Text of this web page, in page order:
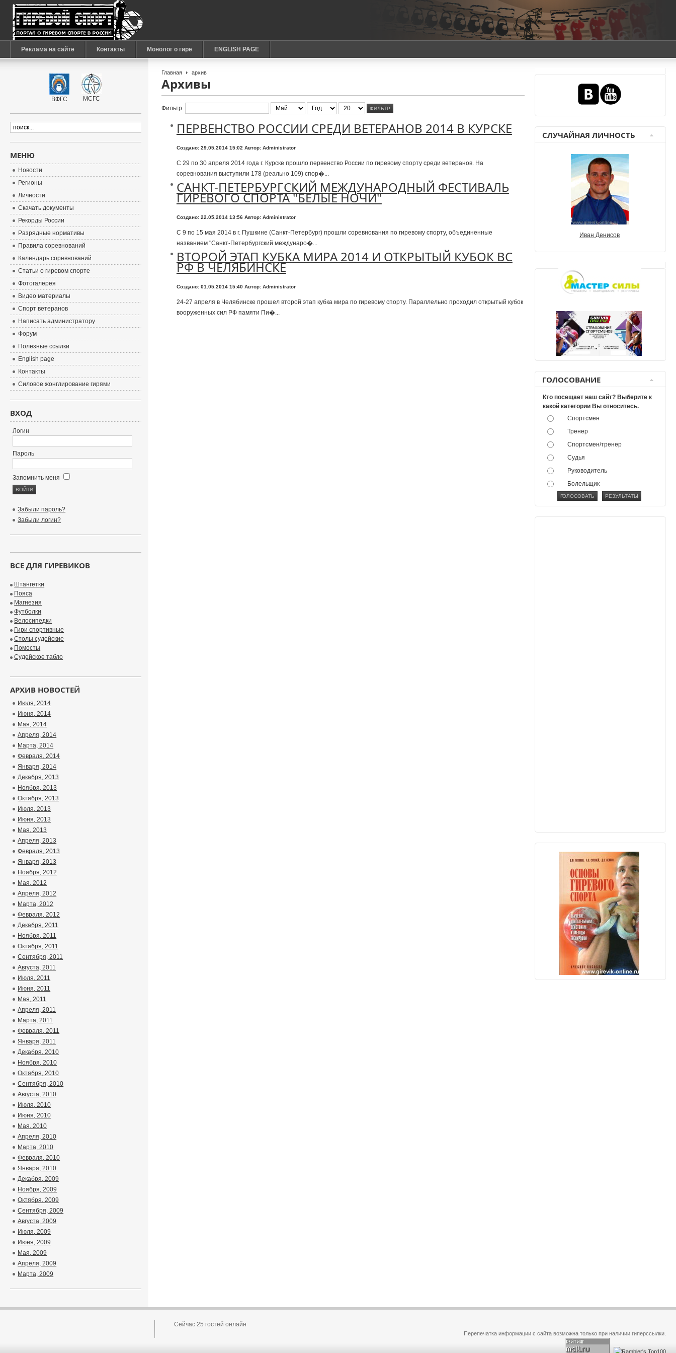
Реклама на сайте Контакты Монолог о гире ENGLISH PAGE
Главная архив
Архивы
Фильтр ФИЛЬТР
ПЕРВЕНСТВО РОССИИ СРЕДИ ВЕТЕРАНОВ 2014 В КУРСКЕ
Создано: 29.05.2014 15:02 Автор: Administrator
С 29 по 30 апреля 2014 года г. Курске прошло первенство России по гиревому спорту среди ветеранов. На
соревнования выступили 178 (реально 109) спор�...
САНКТ-ПЕТЕРБУРГСКИЙ МЕЖДУНАРОДНЫЙ ФЕСТИВАЛЬ
ГИРЕВОГО СПОРТА "БЕЛЫЕ НОЧИ"
Создано: 22.05.2014 13:56 Автор: Administrator
С 9 по 15 мая 2014 в г. Пушкине (Санкт-Петербург) прошли соревнования по гиревому спорту, объединенные
названием "Санкт-Петербургский междунаро�...
ВТОРОЙ ЭТАП КУБКА МИРА 2014 И ОТКРЫТЫЙ КУБОК ВС
РФ В ЧЕЛЯБИНСКЕ
Создано: 01.05.2014 15:40 Автор: Administrator
24-27 апреля в Челябинске прошел второй этап кубка мира по гиревому спорту. Параллельно проходил открытый кубок
вооруженных сил РФ памяти Пи�...
ВФГС МСГС
МЕНЮ
Новости
Регионы
Личности
Скачать документы
Рекорды России
Разрядные нормативы
Правила соревнований
Календарь соревнований
Статьи о гиревом спорте
Фотогалерея
Видео материалы
Спорт ветеранов
Написать администратору
Форум
Полезные ссылки
English page
Контакты
Силовое жонглирование гирями
ВХОД
Логин
Пароль
Запомнить меня
Забыли пароль?
Забыли логин?
ВСЕ ДЛЯ ГИРЕВИКОВ
Штангетки
Пояса
Магнезия
Футболки
Велосипедки
Гири спортивные
Столы судейские
Помосты
Судейское табло
АРХИВ НОВОСТЕЙ
Июля, 2014
Июня, 2014
Мая, 2014
Апреля, 2014
Марта, 2014
Февраля, 2014
Января, 2014
Декабря, 2013
Ноября, 2013
Октября, 2013
Июля, 2013
Июня, 2013
Мая, 2013
Апреля, 2013
Февраля, 2013
Января, 2013
Ноября, 2012
Мая, 2012
Апреля, 2012
Марта, 2012
Февраля, 2012
Декабря, 2011
Ноября, 2011
Октября, 2011
Сентября, 2011
Августа, 2011
Июля, 2011
Июня, 2011
Мая, 2011
Апреля, 2011
Марта, 2011
Февраля, 2011
Января, 2011
Декабря, 2010
Ноября, 2010
Октября, 2010
Сентября, 2010
Августа, 2010
Июля, 2010
Июня, 2010
Мая, 2010
Апреля, 2010
Марта, 2010
Февраля, 2010
Января, 2010
Декабря, 2009
Ноября, 2009
Октября, 2009
Сентября, 2009
Августа, 2009
Июля, 2009
Июня, 2009
Мая, 2009
Апреля, 2009
Марта, 2009
СЛУЧАЙНАЯ ЛИЧНОСТЬ
Иван Денисов
ГОЛОСОВАНИЕ
Кто посещает наш сайт? Выберите к
какой категории Вы относитесь.
Спортсмен
Тренер
Спортсмен/тренер
Судья
Руководитель
Болельщик
Сейчас 25 гостей онлайн
Перепечатка информации с сайта возможна только при наличии гиперссылки.